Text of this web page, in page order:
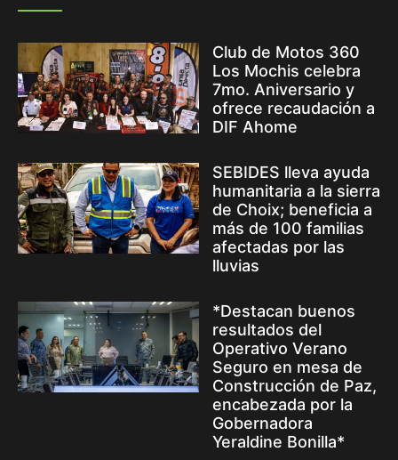
Club de Motos 360
Los Mochis celebra
7mo. Aniversario y
ofrece recaudación a
DIF Ahome
SEBIDES lleva ayuda
humanitaria a la sierra
de Choix; beneficia a
más de 100 familias
afectadas por las
lluvias
*Destacan buenos
resultados del
Operativo Verano
Seguro en mesa de
Construcción de Paz,
encabezada por la
Gobernadora
Yeraldine Bonilla*